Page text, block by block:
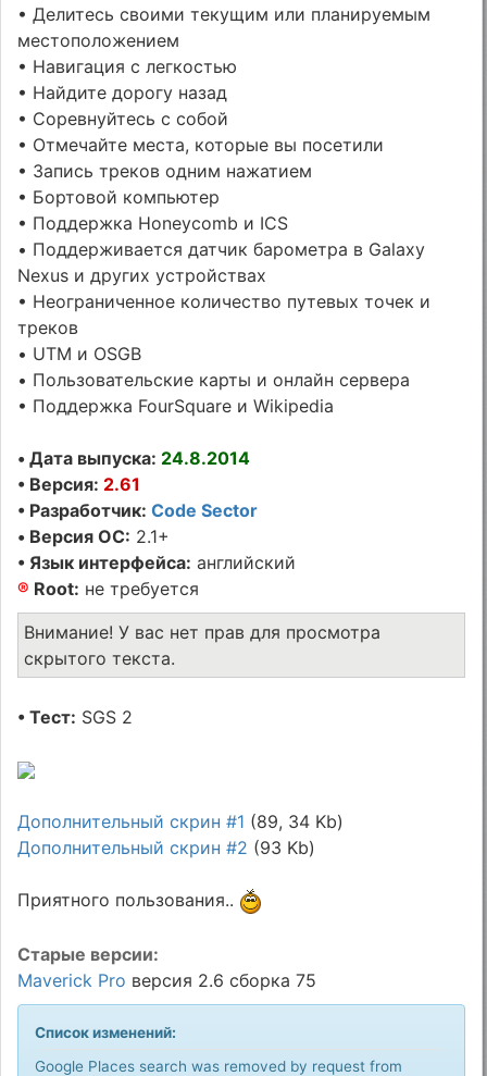
• Делитесь своими текущим или планируемым
местоположением
• Навигация с легкостью
• Найдите дорогу назад
• Соревнуйтесь с собой
• Отмечайте места, которые вы посетили
• Запись треков одним нажатием
• Бортовой компьютер
• Поддержка Honeycomb и ICS
• Поддерживается датчик барометра в Galaxy
Nexus и других устройствах
• Неограниченное количество путевых точек и
треков
• UTM и OSGB
• Пользовательские карты и онлайн сервера
• Поддержка FourSquare и Wikipedia
• Дата выпуска: 24.8.2014
• Версия: 2.61
• Разработчик:Code Sector
• Версия ОС: 2.1+
• Язык интерфейса: английский
® Root: не требуется
Внимание! У вас нет прав для просмотра
скрытого текста.
• Тест: SGS 2
Дополнительный скрин #1 (89, 34 Kb)
Дополнительный скрин #2 (93 Kb)
Приятного пользования..
Старые версии:
Maverick Pro версия 2.6 сборка 75
Список изменений:
Google Places search was removed by request from